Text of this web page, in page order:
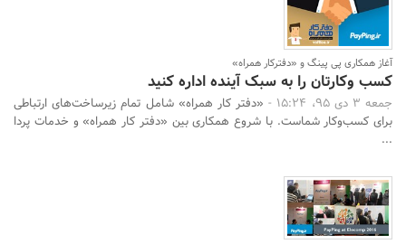
آغاز همکاری پی پینگ و «دفترکار همراه»
کسب وکارتان را به سبک آینده اداره کنید
جمعه 3 دی 95، 15:24 -
«دفتر کار همراه» شامل تمام زیرساخت‌های ارتباطی
برای کسب‌وکار شماست. با شروع همکاری بین «دفتر کار همراه» و خدمات پردا
...